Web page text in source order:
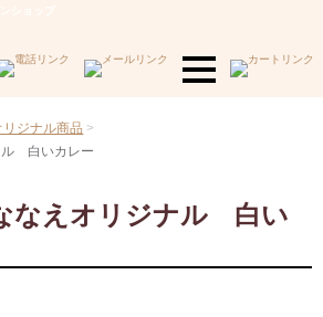
リジナル商品
ル 白いカレー
なえオリジナル 白い